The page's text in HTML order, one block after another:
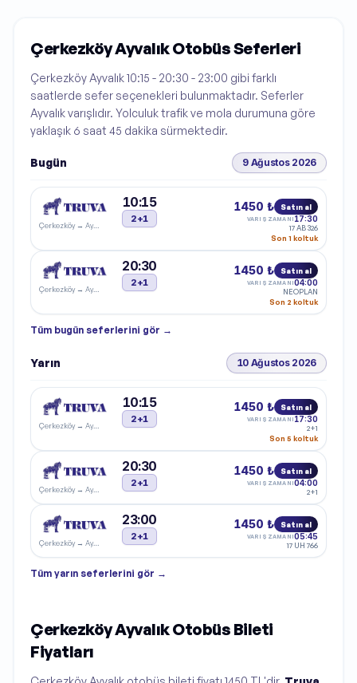
Çerkezköy Ayvalık Otobüs Seferleri
Çerkezköy Ayvalık 10:15 - 20:30 - 23:00 gibi farklı
saatlerde sefer seçenekleri bulunmaktadır. Seferler
Ayvalık varışlıdır. Yolculuk trafik ve mola durumuna göre
yaklaşık 6 saat 45 dakika sürmektedir.
Bugün 9 Ağustos 2026
Çerkezköy→ Ayvalık
10:15
2+1
1450 ₺ Satın al
VARIŞ ZAMANI 17:30
17 AB 326
Son 1 koltuk
Çerkezköy→ Ayvalık
20:30
2+1
1450 ₺ Satın al
VARIŞ ZAMANI04:00
NEOPLAN
Son 2 koltuk
Tüm bugün seferlerini gör →
Yarın 10 Ağustos 2026
Çerkezköy→ Ayvalık
10:15
2+1
1450 ₺ Satın al
VARIŞ ZAMANI 17:30
2+1
Son 5 koltuk
Çerkezköy→ Ayvalık
20:30
2+1
1450 ₺ Satın al
VARIŞ ZAMANI04:00
2+1
Çerkezköy→ Ayvalık
23:00
2+1
1450 ₺ Satın al
VARIŞ ZAMANI05:45
17 UH 766
Tüm yarın seferlerini gör →
Çerkezköy Ayvalık Otobüs Bileti
Fiyatları